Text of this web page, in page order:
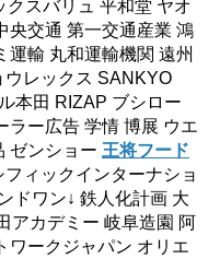
クスバリュ 平和堂 ヤオ
央交通 第一交通産業 鴻
運輸 丸和運輸機関 遠州
ウレックス SANKYO
本田 RIZAP ブシロー
ラー広告 学情 博展 ウエ
ゼンショー 王将フード
ィックインターナショ
ドワン↓ 鉄人化計画 大
アカデミー 岐阜造園 阿
ワークジャパン オリエ